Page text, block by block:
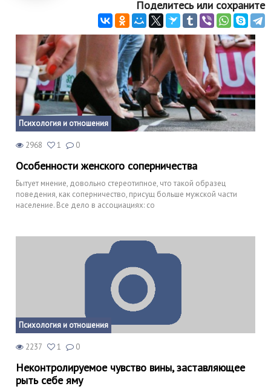
Поделитесь или сохраните
Психология и отношения
2968 1 0
Особенности женского соперничества
Бытует мнение, довольно стереотипное, что такой образец
поведения, как соперничество, присущ больше мужской части
население. Все дело в ассоциациях: со
Психология и отношения
2237 1 0
Неконтролируемое чувство вины, заставляющее
рыть себе яму